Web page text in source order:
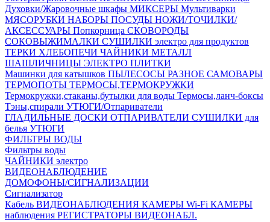
Духовки/Жаровочные шкафы МИКСЕРЫ Мультиварки
МЯСОРУБКИ НАБОРЫ ПОСУДЫ НОЖИ/ТОЧИЛКИ/
АКСЕССУАРЫ Попкорница СКОВОРОДЫ
СОКОВЫЖИМАЛКИ СУШИЛКИ электро для продуктов
ТЕРКИ ХЛЕБОПЕЧИ ЧАЙНИКИ МЕТАЛЛ
ШАШЛИЧНИЦЫ ЭЛЕКТРО ПЛИТКИ
Машинки для катышков ПЫЛЕСОСЫ РАЗНОЕ САМОВАРЫ
ТЕРМОПОТЫ ТЕРМОСЫ,ТЕРМОКРУЖКИ
Термокружки,стаканы,бутылки для воды Термосы,ланч-боксы
Тэны,спирали УТЮГИ/Отпариватели
ГЛАДИЛЬНЫЕ ДОСКИ ОТПАРИВАТЕЛИ СУШИЛКИ для
белья УТЮГИ
ФИЛЬТРЫ ВОДЫ
Фильтры воды
ЧАЙНИКИ электро
ВИДЕОНАБЛЮДЕНИЕ
ДОМОФОНЫ/СИГНАЛИЗАЦИИ
Сигнализатор
Кабель ВИДЕОНАБЛЮДЕНИЯ КАМЕРЫ Wi-Fi КАМЕРЫ
наблюдения РЕГИСТРАТОРЫ ВИДЕОНАБЛ.